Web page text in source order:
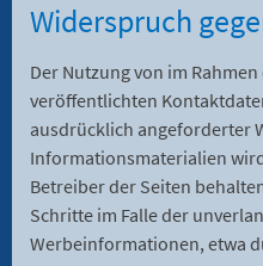
Widerspruch
Der Nutzung von im
veröffentlichten
ausdrücklich angeforderter
Informationsmaterialien
Betreiber der Seiten
Schritte im Falle der
Werbeinformationen, etwa